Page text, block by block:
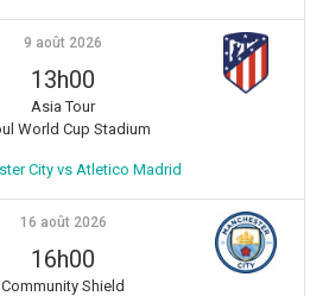
9 août 2026
13h00
Asia Tour
World Cup Stadium
City vs Atletico Madrid
16 août 2026
16h00
Community Shield